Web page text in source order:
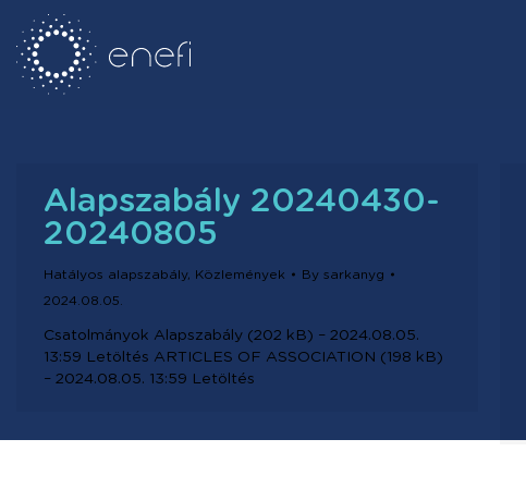
Alapszabály 20240430-
20240805
Hatályos alapszabály, Közlemények By sarkanyg
2024.08.05.
Csatolmányok Alapszabály (202 kB) – 2024.08.05.
13:59 Letöltés ARTICLES OF ASSOCIATION (198 kB)
– 2024.08.05. 13:59 Letöltés